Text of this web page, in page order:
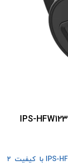
🌐 دوربین مداربسته داهوا مدل IPS-HFW1239TL1P-A با کیفیت ۲